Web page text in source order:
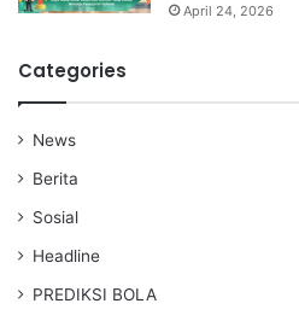
April 24, 2026
Categories
News
Berita
Sosial
Headline
PREDIKSI BOLA